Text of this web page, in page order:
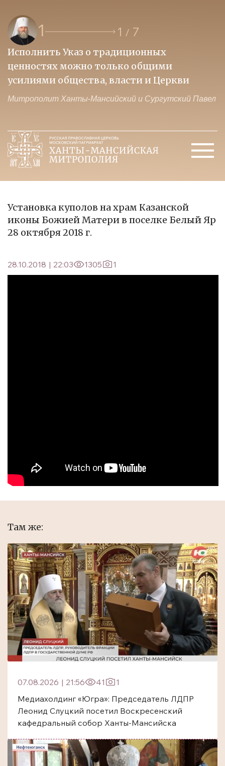
1 1 / 7
Исполнить Указ о традиционных
ценностях можно только общими
усилиями общества, власти и Церкви
Митрополит Ханты-Мансийский и Сургутский Павел
Установка куполов на храм Казанской
иконы Божией Матери в поселке Белый Яр
28 октября 2018 г.
28.10.2018 | 22:03 1305 1
Там же:
07.08.2026 | 21:56 41
1
Медиахолдинг «Югра»: Председатель ЛДПР
Леонид Слуцкий посетил Воскресенский
кафедральный собор Ханты-Мансийска